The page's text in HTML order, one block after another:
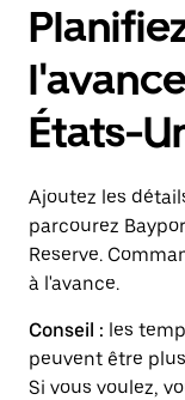
États-
Ajoutez les
parcourez
Reserve.
à l'avance.
Conseil : les
peuvent être
Si vous voulez,